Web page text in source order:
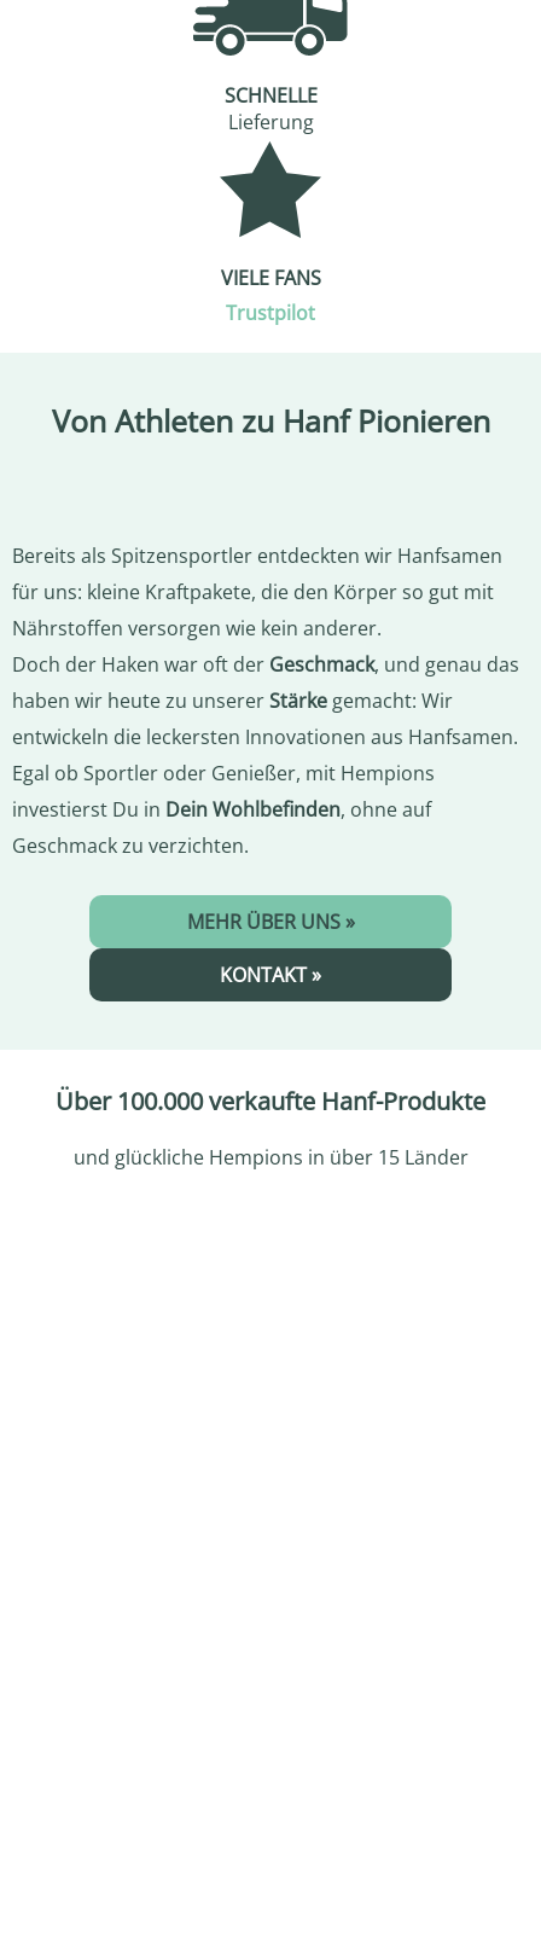
SCHNELLE
Lieferung
VIELE FANS
Trustpilot
Von Athleten zu Hanf Pionieren
Bereits als Spitzensportler entdeckten wir Hanfsamen
für uns: kleine Kraftpakete, die den Körper so gut mit
Nährstoffen versorgen wie kein anderer.
Doch der Haken war oft der Geschmack, und genau das
haben wir heute zu unsererStärke gemacht: Wir
entwickeln die leckersten Innovationen aus Hanfsamen.
Egal ob Sportler oder Genießer, mit Hempions
investierst Du in Dein Wohlbefinden, ohne auf
Geschmack zu verzichten.
MEHR ÜBER UNS »
KONTAKT »
Über 100.000 verkaufte Hanf-Produkte
und glückliche Hempions in über 15 Länder